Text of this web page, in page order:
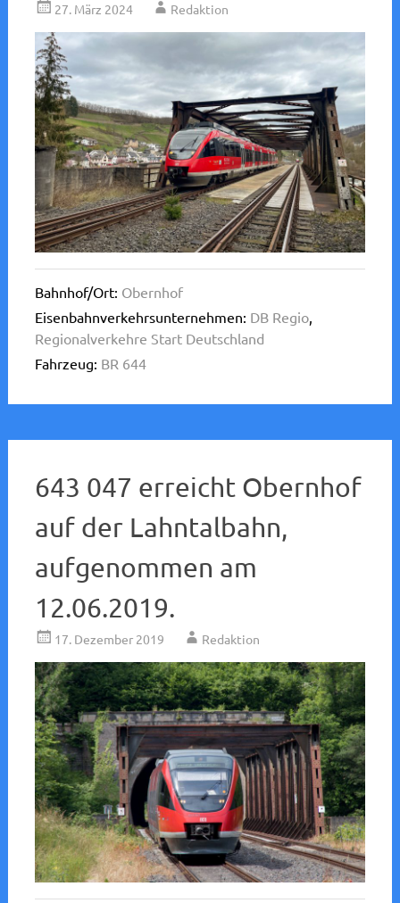
27. März 2024 Redaktion
Bahnhof/Ort: Obernhof
Eisenbahnverkehrsunternehmen: DB Regio,
Regionalverkehre Start Deutschland
Fahrzeug: BR 644
643 047 erreicht Obernhof
auf der Lahntalbahn,
aufgenommen am
12.06.2019.
17. Dezember 2019 Redaktion